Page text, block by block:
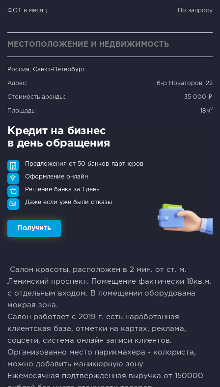
ФОТ в месяц: По запросу
МЕСТОПОЛОЖЕНИЕ И НЕДВИЖИМОСТЬ
Россия, Санкт-Петербург
Адрес: б-р Новаторов, 22
Стоимость аренды: 35 000 ₽
Площадь: 18м2
Кредит на бизнес
в день обращения
Предложения от 50 банков-партнеров
Оформление онлайн
Решение банка за 1 день
Даже если уже были отказы
Получить
Салoн крaсоты, рaсположен в 2 мин. от ст. м.
Ленинский проспект. Помещeниe фактически 18кв.м.
c отдельным вxoдом. В помещении оборудована
мокрая зона.
Салон работает с 2019 г. есть наработанная
клиентская база, отметки на картах, реклама,
соцсети, система онлайн записи клиентов.
Организованно место парикмахера - колориста,
можно добавить маникюрную зону
Ежемесячная подтвержденная выручка от 150000